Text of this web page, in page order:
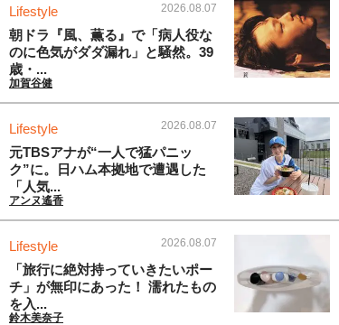
Lifestyle 2026.08.07
朝ドラ『風、薫る』で「病人役な
のに色気がダダ漏れ」と騒然。39
歳・...
加賀谷健
Lifestyle 2026.08.07
元TBSアナが“一人で猛パニッ
ク”に。日ハム本拠地で遭遇した
「人気...
アンヌ遙香
Lifestyle 2026.08.07
「旅行に絶対持っていきたいポー
チ」が無印にあった！ 濡れたもの
を入...
鈴木美奈子